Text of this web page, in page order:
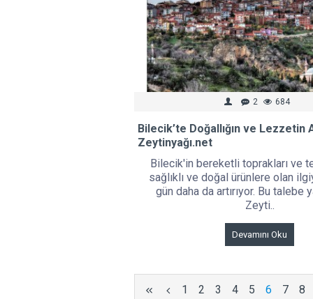
2 684
Bilecik’te Doğallığın ve Lezzetin
Zeytinyağı.net
Bilecik'in bereketli toprakları ve
sağlıklı ve doğal ürünlere olan
gün daha da artırıyor. Bu talebe
Zeyti..
Devamını Oku
1 2 3 4 5 6 7 8